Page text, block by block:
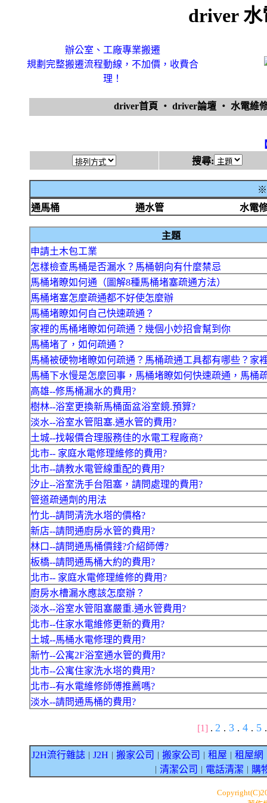
driver 水
辦公室、工廠專業搬遷
規劃完整搬遷流程動線，不加價，收費合
理！
driver首頁 ‧ driver論壇 ‧ 水電維
搜尋:
※
通馬桶
通水管 水電
主題
申請土木包工業
怎樣檢查馬桶是否漏水？馬桶朝向有什麼禁忌
馬桶堵瞭如何通（圖解8種馬桶堵塞疏通方法）
馬桶堵塞怎麼疏通都不好使怎麼辦
馬桶堵瞭如何自己快速疏通？
家裡的馬桶堵瞭如何疏通？幾個小妙招會幫到你
馬桶堵了，如何疏通？
馬桶被硬物堵瞭如何疏通？馬桶疏通工具都有哪些？家
馬桶下水慢是怎麼回事，馬桶堵瞭如何快速疏通，馬桶
高雄--修馬桶漏水的費用?
樹林--浴室更換新馬桶面盆浴室鏡.預算?
淡水--浴室水管阻塞.通水管的費用?
土城--找報價合理服務佳的水電工程廠商?
北市-- 家庭水電修理維修的費用?
北市--請教水電管線重配的費用?
汐止--浴室洗手台阻塞，請問處理的費用?
管道疏通劑的用法
竹北--請問清洗水塔的價格?
新店--請問通廚房水管的費用?
林口--請問通馬桶價錢?介紹師傅?
板橋--請問通馬桶大約的費用?
北市-- 家庭水電修理維修的費用?
廚房水槽漏水應該怎麼辦？
淡水--浴室水管阻塞嚴重.通水管費用?
北市--住家水電維修更新的費用?
土城--馬桶水電修理的費用?
新竹--公寓2F浴室通水管的費用?
北市--公寓住家洗水塔的費用?
北市--有水電維修師傅推薦嗎?
淡水--請問通馬桶的費用?
[1] . 2 . 3 . 4 . 5 .
J2H流行雜誌 J2H 搬家公司 搬家公司 租屋 租屋網
清潔公司 電話清潔 購